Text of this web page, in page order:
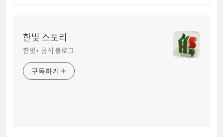
한빛 스토리
한빛+ 공식 블로그
구독하기